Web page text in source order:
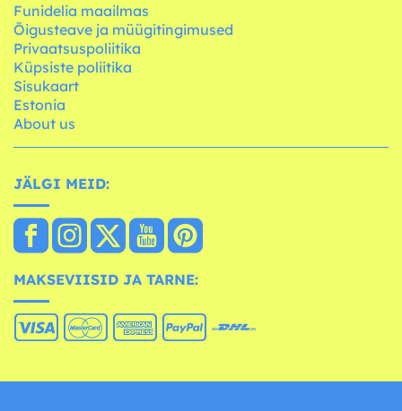
Funidelia maailmas
Õigusteave ja müügitingimused
Privaatsuspoliitika
Küpsiste poliitika
Sisukaart
Estonia
About us
JÄLGI MEID:
MAKSEVIISID JA TARNE: